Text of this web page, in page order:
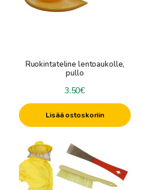
Ruokintateline lentoaukolle,
pullo
3.50€
Lisää ostoskoriin